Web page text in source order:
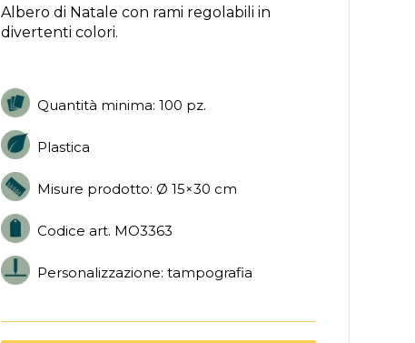
Albero di Natale con rami regolabili in
divertenti colori.
Quantità minima: 100 pz.
Plastica
Misure prodotto: Ø 15×30 cm
Codice art. MO3363
Personalizzazione: tampografia